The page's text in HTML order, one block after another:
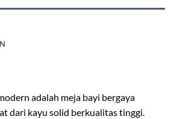
adalah meja bayi bergaya
dari kayu solid berkualitas tinggi.